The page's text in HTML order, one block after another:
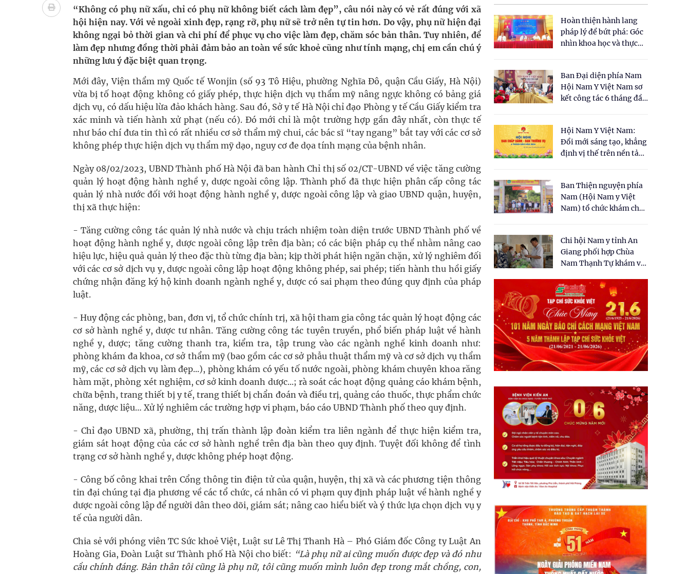
BSR tăng 12,5% năng lực tồn chứa dầu thô tại NMLD Dung Quất
Gần 30% dân số cả nước đã được khám sức khỏe định kỳ, khám sàng lọc miễn phí
Ung thư thận: Nguy hiểm vì tiến triển quá âm thầm
Nhiều chuỗi hoạt động lớn được diễn ra tại Lễ hội sầu riêng 2026
“Không có phụ nữ xấu, chỉ có phụ nữ không biết cách làm đẹp”, câu nói này có vẻ rất đúng với xã
hội hiện nay. Với vẻ ngoài xinh đẹp, rạng rỡ, phụ nữ sẽ trở nên tự tin hơn. Do vậy, phụ nữ hiện đại
không ngại bỏ thời gian và chi phí để phục vụ cho việc làm đẹp, chăm sóc bản thân. Tuy nhiên, để
làm đẹp nhưng đồng thời phải đảm bảo an toàn về sức khoẻ cũng như tính mạng, chị em cần chú ý
những lưu ý đặc biệt quan trọng.
Mới đây, Viện thẩm mỹ Quốc tế Wonjin (số 93 Tô Hiệu, phường Nghĩa Đô, quận Cầu Giấy, Hà Nội)
vừa bị tố hoạt động không có giấy phép, thực hiện dịch vụ thẩm mỹ nâng ngực không có bảng giá
dịch vụ, có dấu hiệu lừa đảo khách hàng. Sau đó, Sở y tế Hà Nội chỉ đạo Phòng y tế Cầu Giấy kiểm tra
xác minh và tiến hành xử phạt (nếu có). Đó mới chỉ là một trường hợp gần đây nhất, còn thực tế
như báo chí đưa tin thì có rất nhiều cơ sở thẩm mỹ chui, các bác sĩ “tay ngang” bắt tay với các cơ sở
không phép thực hiện dịch vụ thẩm mỹ dạo, nguy cơ đe dọa tính mạng của bệnh nhân.
Ngày 08/02/2023, UBND Thành phố Hà Nội đã ban hành Chỉ thị số 02/CT-UBND về việc tăng cường
quản lý hoạt động hành nghề y, dược ngoài công lập. Thành phố đã thực hiện phân cấp công tác
quản lý nhà nước đối với hoạt động hành nghề y, dược ngoài công lập và giao UBND quận, huyện,
thị xã thực hiện:
- Tăng cường công tác quản lý nhà nước và chịu trách nhiệm toàn diện trước UBND Thành phố về
hoạt động hành nghề y, dược ngoài công lập trên địa bàn; có các biện pháp cụ thể nhằm nâng cao
hiệu lực, hiệu quả quản lý theo đặc thù từng địa bàn; kịp thời phát hiện ngăn chặn, xử lý nghiêm đối
với các cơ sở dịch vụ y, dược ngoài công lập hoạt động không phép, sai phép; tiến hành thu hồi giấy
chứng nhận đăng ký hộ kinh doanh ngành nghề y, dược có sai phạm theo đúng quy định của pháp
luật.
- Huy động các phòng, ban, đơn vị, tổ chức chính trị, xã hội tham gia công tác quản lý hoạt động các
cơ sở hành nghề y, dược tư nhân. Tăng cường công tác tuyên truyền, phổ biến pháp luật về hành
nghề y, dược; tăng cường thanh tra, kiểm tra, tập trung vào các ngành nghề kinh doanh như:
phòng khám đa khoa, cơ sở thẩm mỹ (bao gồm các cơ sở phẫu thuật thẩm mỹ và cơ sở dịch vụ thẩm
mỹ, các cơ sở dịch vụ làm đẹp...), phòng khám có yếu tố nước ngoài, phòng khám chuyên khoa răng
hàm mặt, phòng xét nghiệm, cơ sở kinh doanh dược...; rà soát các hoạt động quảng cáo khám bệnh,
chữa bệnh, trang thiết bị y tế, trang thiết bị chẩn đoán và điều trị, quảng cáo thuốc, thực phẩm chức
năng, dược liệu… Xử lý nghiêm các trường hợp vi phạm, báo cáo UBND Thành phố theo quy định.
- Chỉ đạo UBND xã, phường, thị trấn thành lập đoàn kiểm tra liên ngành để thực hiện kiểm tra,
giám sát hoạt động của các cơ sở hành nghề trên địa bàn theo quy định. Tuyệt đối không để tình
trạng cơ sở hành nghề y, dược không phép hoạt động.
- Công bố công khai trên Cổng thông tin điện tử của quận, huyện, thị xã và các phương tiện thông
tin đại chúng tại địa phương về các tổ chức, cá nhân có vi phạm quy định pháp luật về hành nghề y
dược ngoài công lập để người dân theo dõi, giám sát; nâng cao hiểu biết và ý thức lựa chọn dịch vụ y
tế của người dân.
Chia sẻ với phóng viên TC Sức khoẻ Việt, Luật sư Lê Thị Thanh Hà – Phó Giám đốc Công ty Luật An
Hoàng Gia, Đoàn Luật sư Thành phố Hà Nội cho biết: “Là phụ nữ ai cũng muốn được đẹp và đó nhu
cầu chính đáng. Bản thân tôi cũng là phụ nữ, tôi cũng muốn mình luôn đẹp trong mắt chồng, con,
Hoàn thiện hành lang
pháp lý để bứt phá: Góc
nhìn khoa học và thực
cho Luật Y dược cổ
truyền Việt Nam"
Ban Đại diện phía Nam
Hội Nam Y Việt Nam sơ
kết công tác 6 tháng đầu
Hội Nam Y Việt Nam:
Đổi mới sáng tạo, khẳng
định vị thế trên nền tảng
Ban Thiện nguyện phía
Nam (Hội Nam y Việt
Nam) tổ chức khám chữa
dân tại xã Tân Tập
Chi hội Nam y tỉnh An
Giang phối hợp Chùa
Nam Thạnh Tự khám và
nhân dân